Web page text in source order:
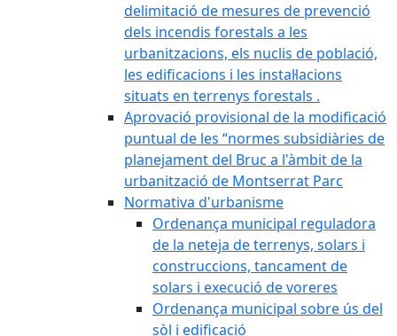
delimitació de mesures de prevenció
dels incendis forestals a les
urbanitzacions, els nuclis de població,
les edificacions i les instal·lacions
situats en terrenys forestals .
Aprovació provisional de la modificació
puntual de les “normes subsidiàries de
planejament del Bruc a l'àmbit de la
urbanització de Montserrat Parc
Normativa d'urbanisme
Ordenança municipal reguladora
de la neteja de terrenys, solars i
construccions, tancament de
solars i execució de voreres
Ordenança municipal sobre ús del
sòl i edificació